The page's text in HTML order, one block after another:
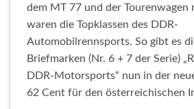
dem MT 77 und der Tourenwagen
waren die Topklassen des DDR-
Automobilrennsports. So gibt es
Briefmarken (Nr. 6 + 7 der Serie)
DDR-Motorsports“ nun in der
62 Cent für den österreichischen